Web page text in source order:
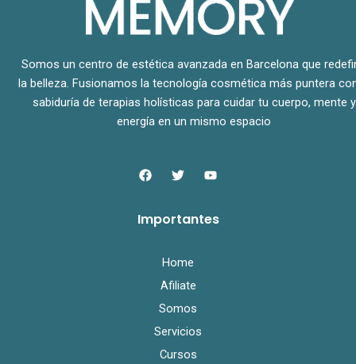
Somos un centro de estética avanzada en Barcelona que
la belleza. Fusionamos la tecnología cosmética más puntera
sabiduría de terapias holísticas para cuidar tu cuerpo, mente y
energía en un mismo espacio
F
a
b
T
w
t
Y
o
u
Importantes
Home
Afiliate
Somos
Servicios
Cursos